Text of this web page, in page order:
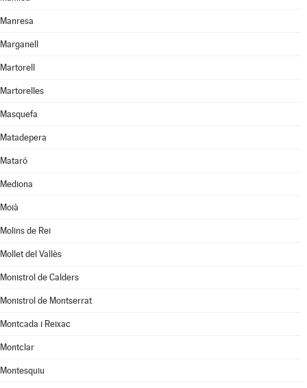
Manresa
Marganell
Martorell
Martorelles
Masquefa
Matadepera
Mataró
Mediona
Moià
Molins de Rei
Mollet del Vallès
Monistrol de Calders
Monistrol de Montserrat
Montcada i Reixac
Montclar
Montesquiu